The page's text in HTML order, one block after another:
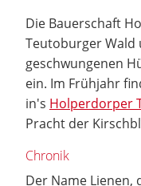
Die Bauerschaft
Teutoburger
geschwungenen
ein. Im Frühjahr
in's Holperdorper
Pracht der
Chronik
Der Name Lienen,